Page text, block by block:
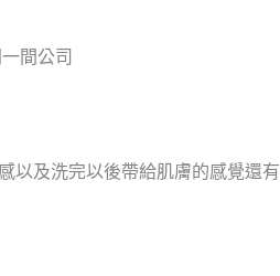
間公司
以及洗完以後帶給肌膚的感覺還有